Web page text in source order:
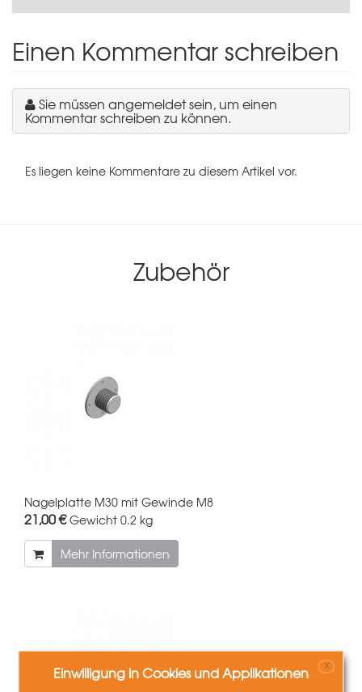
Einen Kommentar schreiben
Sie müssen angemeldet sein, um einen
Kommentar schreiben zu können.
Es liegen keine Kommentare zu diesem Artikel vor.
Zubehör
Nagelplatte M30 mit Gewinde M8
21,00 €Gewicht 0.2 kg
Mehr Informationen
Einwilligung in Cookies und Applikationen X